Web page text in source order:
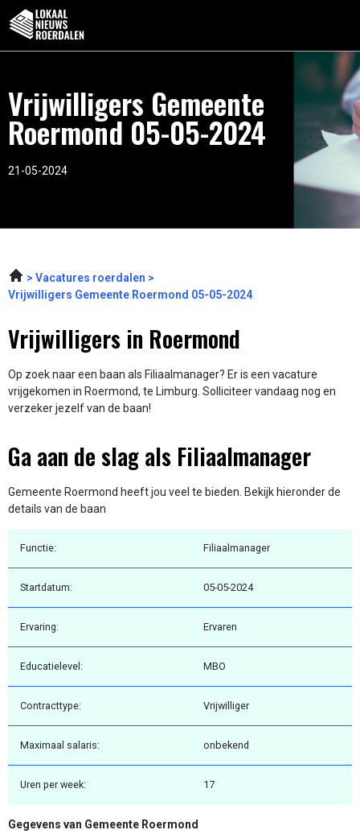
Vrijwilligers Gemeente
Roermond 05-05-2024
21-05-2024
Vacatures roerdalen
Vrijwilligers Gemeente Roermond 05-05-2024
Vrijwilligers in Roermond
Op zoek naar een baan als Filiaalmanager? Er is een vacature
vrijgekomen in Roermond, te Limburg. Solliciteer vandaag nog en
verzeker jezelf van de baan!
Ga aan de slag als Filiaalmanager
Gemeente Roermond heeft jou veel te bieden. Bekijk hieronder de
details van de baan
Functie: Filiaalmanager
Startdatum: 05-05-2024
Ervaring: Ervaren
Educatielevel: MBO
Contracttype: Vrijwilliger
Maximaal salaris: onbekend
Uren per week: 17
Gegevens van Gemeente Roermond